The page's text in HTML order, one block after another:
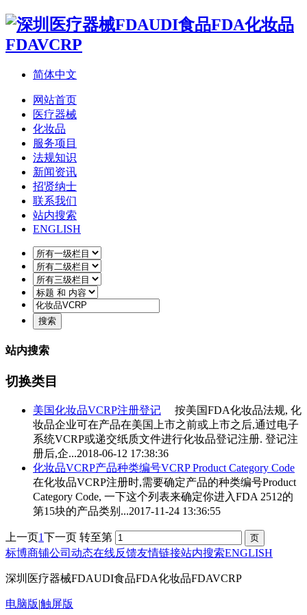
简体中文
网站首页
医疗器械
化妆品
服务项目
法规知识
新闻资讯
招贤纳士
联系我们
站内搜索
ENGLISH
站内搜索
切换类目
美国化妆品VCRP注册登记 按美国FDA化妆品法规, 化
妆品企业可在产品在美国上市之前或上市之后,通过电子
系统VCRP或递交纸质文件进行化妆品登记注册. 登记注
册后,企...2018-06-12 17:38:36
化妆品VCRP产品种类编号VCRP Product Category Code
在化妆品VCRP注册时,需要确定产品的种类编号Product
Category Code, 一下这个列表来确定你进入FDA 2512的
第15块的产品类别...2017-11-24 13:36:55
上一页1下一页 转至第
标博商铺公司动态在线反馈友情链接站内搜索ENGLISH
深圳医疗器械FDAUDI食品FDA化妆品FDAVCRP
电脑版|触屏版